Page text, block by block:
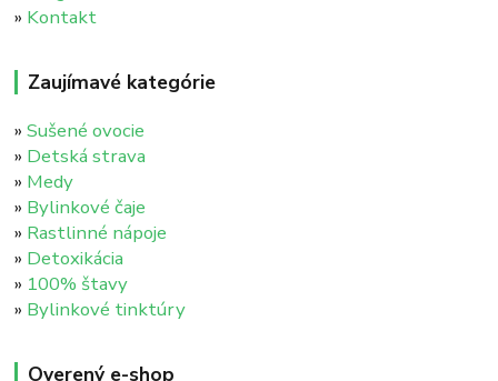
» Kontakt
Zaujímavé kategórie
»Sušené ovocie
» Detská strava
» Medy
» Bylinkové čaje
» Rastlinné nápoje
» Detoxikácia
» 100% štavy
» Bylinkové tinktúry
Overený e-shop